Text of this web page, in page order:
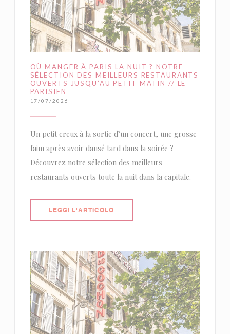
OÙ MANGER À PARIS LA NUIT ? NOTRE
SÉLECTION DES MEILLEURS RESTAURANTS
OUVERTS JUSQU’AU PETIT MATIN // LE
PARISIEN
17/07/2026
Un petit creux à la sortie d’un concert, une grosse
faim après avoir dansé tard dans la soirée ?
Découvrez notre sélection des meilleurs
restaurants ouverts toute la nuit dans la capitale.
LEGGI L'ARTICOLO